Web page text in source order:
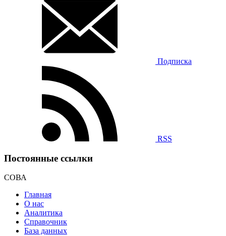
Подписка
RSS
Постоянные ссылки
СОВА
Главная
О нас
Аналитика
Справочник
База данных